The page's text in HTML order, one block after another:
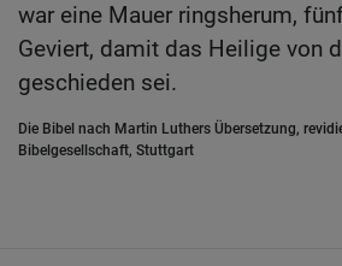
war eine Mauer ringsherum,
Geviert, damit das Heilige von
geschieden sei.
Die Bibel nach Martin Luthers Übersetzung,
Bibelgesellschaft, Stuttgart